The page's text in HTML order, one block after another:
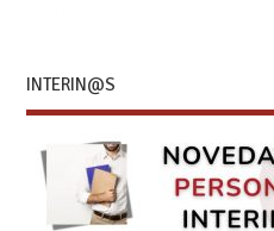
INTERIN@S